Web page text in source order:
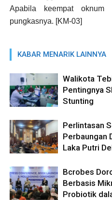
Apabila keempat
pungkasnya. [KM-03]
KABAR MENARIK LAINNYA
Walikota
Pentingnya
Stunting
Perlintasan
Perbaungan
Laka Putri
Bcrobes
Berbasis
Probiotik